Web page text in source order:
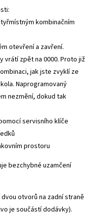
kombinačním
otevření a zavření.
vrátí zpět na 0000. Proto již
jak jste zvyklí ze
Naprogramovaný
nezmění, dokud tak
servisního klíče
prostoru
bezchybné uzamčení
otvorů na zadní straně
je součástí dodávky).